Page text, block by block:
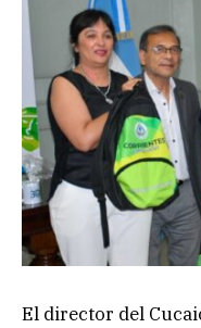
El director del